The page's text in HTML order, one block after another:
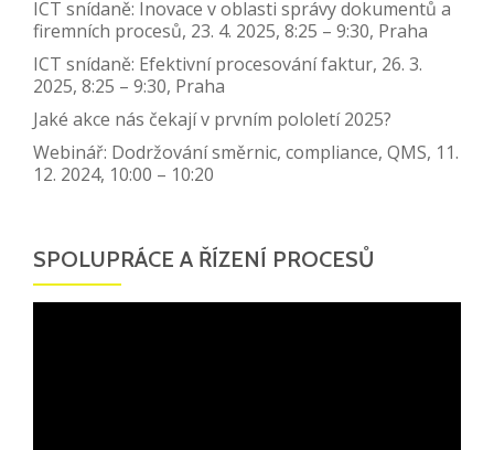
ICT snídaně: Inovace v oblasti správy dokumentů a
firemních procesů, 23. 4. 2025, 8:25 – 9:30, Praha
ICT snídaně: Efektivní procesování faktur, 26. 3.
2025, 8:25 – 9:30, Praha
Jaké akce nás čekají v prvním pololetí 2025?
Webinář: Dodržování směrnic, compliance, QMS, 11.
12. 2024, 10:00 – 10:20
SPOLUPRÁCE A ŘÍZENÍ PROCESŮ